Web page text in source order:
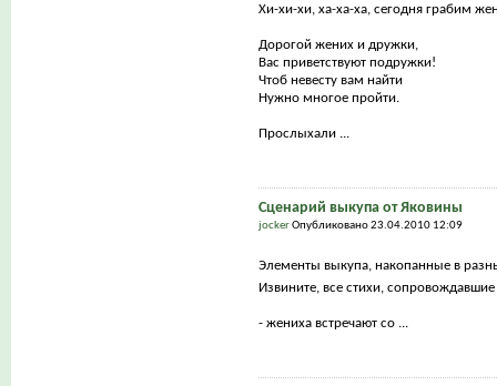
Хи-хи-хи, ха-ха-ха, сегодня грабим
Дорогой жених и дружки,
Вас приветствуют подружки!
Чтоб невесту вам найти
Нужно многое пройти.
Прослыхали ...
Сценарий выкупа от Яковины
jockerОпубликовано 23.04.2010 12:09
Элементы выкупа, накопанные в
Извините, все стихи,
- жениха встречают со ...